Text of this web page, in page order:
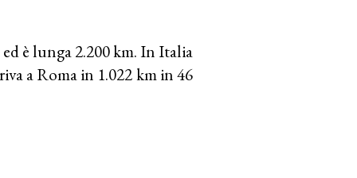
è lunga 2.200 km. In Italia
a Roma in 1.022 km in 46